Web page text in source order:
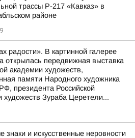
трассы Р-217 «Кавказ» в
районе
радости». В картинной галерее
открылась передвижная выставка
академии художеств,
памяти Народного художника
президента Российской
художеств Зураба Церетели...
знаки и искусственные неровности